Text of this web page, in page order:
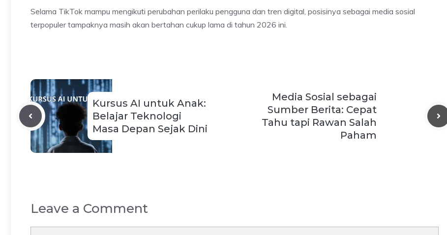
Selama TikTok mampu mengikuti perubahan perilaku pengguna dan tren digital, posisinya sebagai media sosial
terpopuler tampaknya masih akan bertahan cukup lama di tahun 2026 ini.
Kursus AI untuk Anak:
Belajar Teknologi
Masa Depan Sejak Dini
Media Sosial sebagai
Sumber Berita: Cepat
Tahu tapi Rawan Salah
Paham
Leave a Comment